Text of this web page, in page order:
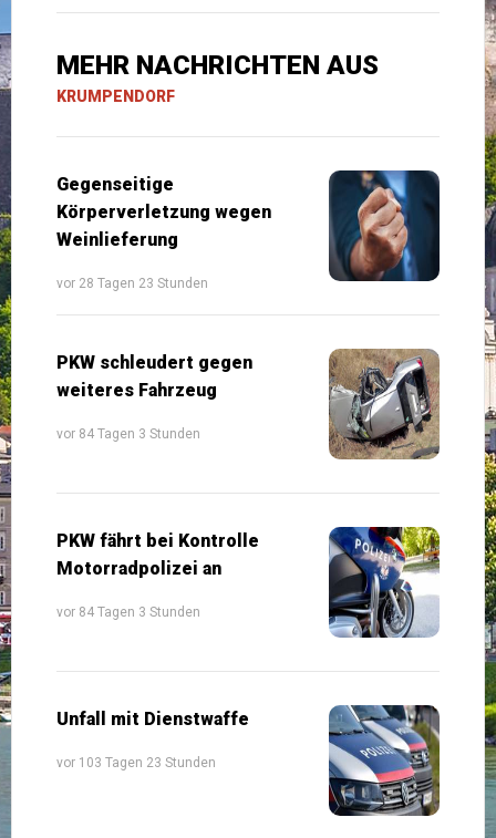
MEHR NACHRICHTEN AUS
KRUMPENDORF
Gegenseitige
Körperverletzung wegen
Weinlieferung
vor 28 Tagen 23 Stunden
PKW schleudert gegen
weiteres Fahrzeug
vor 84 Tagen 3 Stunden
PKW fährt bei Kontrolle
Motorradpolizei an
vor 84 Tagen 3 Stunden
Unfall mit Dienstwaffe
vor 103 Tagen 23 Stunden